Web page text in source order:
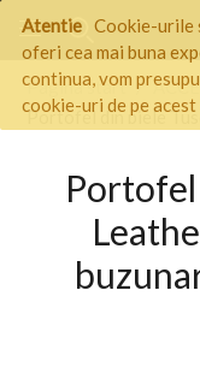
Atentie Cookie-urile
oferi cea mai buna
continua, vom
cookie-uri de pe
Pagina start /
Portofel din piele Tuscany